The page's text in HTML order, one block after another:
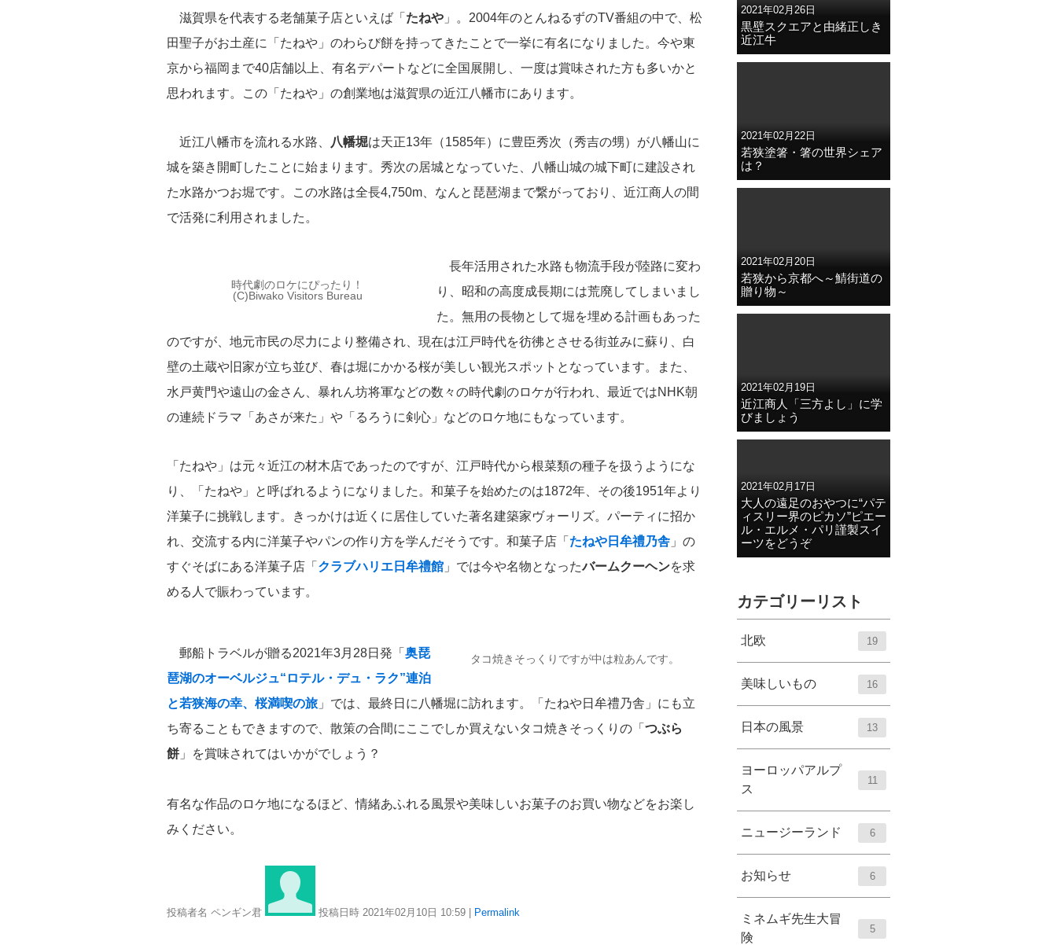
滋賀県を代表する老舗菓子店といえば「 たねや 」。2004年のとんねるずのTV番組の中で、松
田聖子がお土産に「たねや」のわらび餅を持ってきたことで一挙に有名になりました。今や東
京から福岡まで40店舗以上、有名デパートなどに全国展開し、一度は賞味された方も多いかと
思われます。この「たねや」の創業地は滋賀県の近江八幡市にあります。
近江八幡市を流れる水路、 八幡堀は天正13年（1585年）に豊臣秀次（秀吉の甥）が八幡山に
城を築き開町したことに始まります。秀次の居城となっていた、八幡山城の城下町に建設され
た水路かつお堀です。この水路は全長4,750m、なんと琵琶湖まで繋がっており、近江商人の間
で活発に利用されました。
時代劇のロケにぴったり！
(C)Biwako Visitors Bureau
長年活用された水路も物流手段が陸路に変わ
り、昭和の高度成長期には荒廃してしまいまし
た。無用の長物として堀を埋める計画もあった
のですが、地元市民の尽力により整備され、現在は江戸時代を彷彿とさせる街並みに蘇り、白
壁の土蔵や旧家が立ち並び、春は堀にかかる桜が美しい観光スポットとなっています。また、
水戸黄門や遠山の金さん、暴れん坊将軍などの数々の時代劇のロケが行われ、最近ではNHK朝
の連続ドラマ「あさが来た」や「るろうに剣心」などのロケ地にもなっています。
「たねや」は元々近江の材木店であったのですが、江戸時代から根菜類の種子を扱うようにな
り、「たねや」と呼ばれるようになりました。和菓子を始めたのは1872年、その後1951年より
洋菓子に挑戦します。きっかけは近くに居住していた著名建築家ヴォーリズ。パーティに招か
れ、交流する内に洋菓子やパンの作り方を学んだそうです。和菓子店「 たねや日牟禮乃舎 」の
すぐそばにある洋菓子店「 クラブハリエ日牟禮館 」では今や名物となったバームクーヘンを求
める人で賑わっています。
タコ焼きそっくりですが中は粒あんです。
郵船トラベルが贈る2021年3月28日発「 奥琵
琶湖のオーベルジュ“ロテル・デュ・ラク”連泊
と若狭海の幸、桜満喫の旅 」では、最終日に八幡堀に訪れます。「たねや日牟禮乃舎」にも立
ち寄ることもできますので、散策の合間にここでしか買えないタコ焼きそっくりの「 つぶら
餅 」を賞味されてはいかがでしょう？
有名な作品のロケ地になるほど、情緒あふれる風景や美味しいお菓子のお買い物などをお楽し
みください。
投稿者名 ペンギン君 投稿日時 2021年02月10日 10:59 Permalink
2021年02月26日
黒壁スクエアと由緒正しき
近江牛
2021年02月22日
若狭塗箸・箸の世界シェア
は？
2021年02月20日
若狭から京都へ～鯖街道の
贈り物～
2021年02月19日
近江商人「三方よし」に学
びましょう
2021年02月17日
大人の遠足のおやつに“パテ
ィスリー界のピカソ”ピエー
ル・エルメ・パリ謹製スイ
ーツをどうぞ
カテゴリーリスト
北欧 19
美味しいもの 16
日本の風景 13
ヨーロッパアルプ
ス
11
ニュージーランド 6
お知らせ 6
ミネムギ先生大冒
険
5